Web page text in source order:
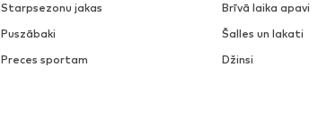
Starpsezonu jakas Brīvā laika apavi
Puszābaki Šalles un lakati
Preces sportam Džinsi